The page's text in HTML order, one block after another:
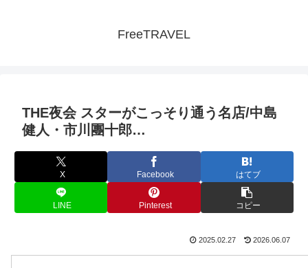
FreeTRAVEL
THE夜会 スターがこっそり通う名店/中島
健人・市川團十郎…
X Facebook はてブ
LINE Pinterest コピー
2025.02.27 2026.06.07